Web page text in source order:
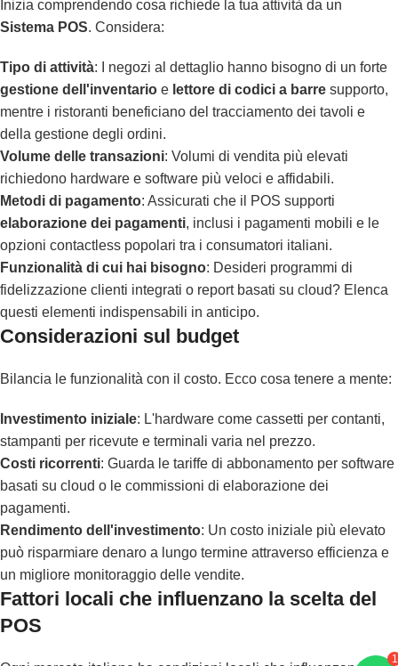
Inizia comprendendo cosa richiede la tua attività da un
Sistema POS. Considera:
Tipo di attività: I negozi al dettaglio hanno bisogno di un forte
gestione dell'inventario e lettore di codici a barre supporto,
mentre i ristoranti beneficiano del tracciamento dei tavoli e
della gestione degli ordini.
Volume delle transazioni: Volumi di vendita più elevati
richiedono hardware e software più veloci e affidabili.
Metodi di pagamento: Assicurati che il POS supporti
elaborazione dei pagamenti, inclusi i pagamenti mobili e le
opzioni contactless popolari tra i consumatori italiani.
Funzionalità di cui hai bisogno: Desideri programmi di
fidelizzazione clienti integrati o report basati su cloud? Elenca
questi elementi indispensabili in anticipo.
Considerazioni sul budget
Bilancia le funzionalità con il costo. Ecco cosa tenere a mente:
Investimento iniziale: L'hardware come cassetti per contanti,
stampanti per ricevute e terminali varia nel prezzo.
Costi ricorrenti: Guarda le tariffe di abbonamento per software
basati su cloud o le commissioni di elaborazione dei
pagamenti.
Rendimento dell'investimento: Un costo iniziale più elevato
può risparmiare denaro a lungo termine attraverso efficienza e
un migliore monitoraggio delle vendite.
Fattori locali che influenzano la scelta del
POS